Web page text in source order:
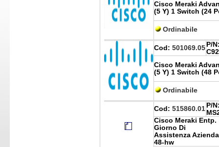
Cisco Meraki
(5 Y) 1 Switch (24
Ordinabile
Cod: 501069.05 P/
Cisco Meraki
(5 Y) 1 Switch (48
Ordinabile
Cod: 515860.01 P/
Cisco Meraki Entp.
Giorno Di
Assistenza
48-hw